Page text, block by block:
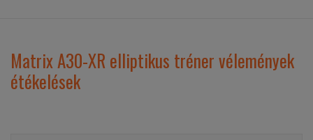
Matrix A30-XR elliptikus tréner vélemények
étékelések